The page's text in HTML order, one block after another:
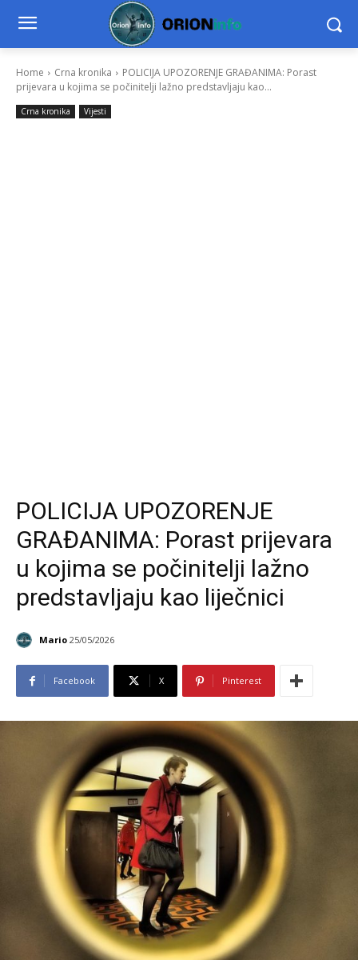
Home Crna kronika
POLICIJA UPOZORENJE GRAĐANIMA: Porast
prijevara u kojima se počinitelji lažno predstavljaju kao...
Crna kronika Vijesti
POLICIJA UPOZORENJE
GRAĐANIMA: Porast prijevara
u kojima se počinitelji lažno
predstavljaju kao liječnici
Mario 25/05/2026
Facebook X Pinterest